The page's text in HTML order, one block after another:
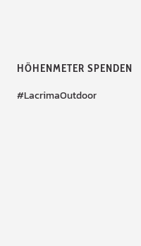
HÖHENMETER SPENDEN
#LacrimaOutdoor